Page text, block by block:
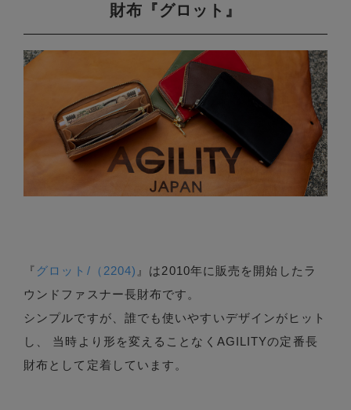
財布『グロット』
『 グロット/（2204) 』は2010年に販売を開始したラ
ウンドファスナー長財布です。
シンプルですが、誰でも使いやすいデザインがヒット
し、 当時より形を変えることなくAGILITYの定番長
財布として定着しています。